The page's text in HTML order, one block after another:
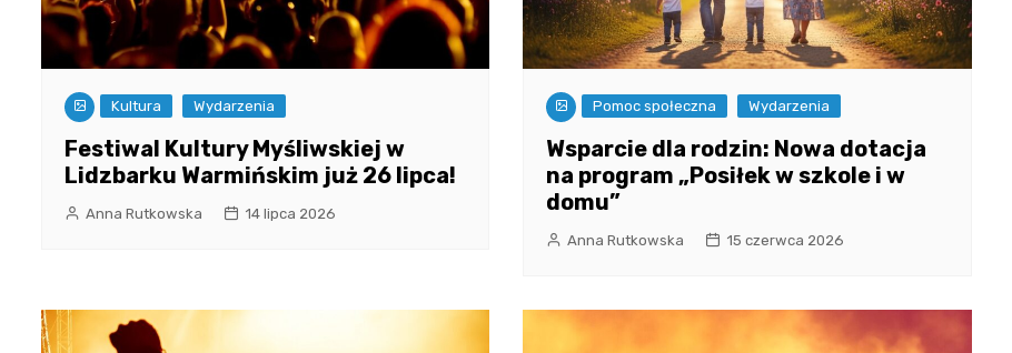
Kultura Wydarzenia
Festiwal Kultury Myśliwskiej w
Lidzbarku Warmińskim już 26 lipca!
Anna Rutkowska 14 lipca 2026
Pomoc społeczna Wydarzenia
Wsparcie dla rodzin: Nowa dotacja
na program „Posiłek w szkole i w
domu”
Anna Rutkowska 15 czerwca 2026